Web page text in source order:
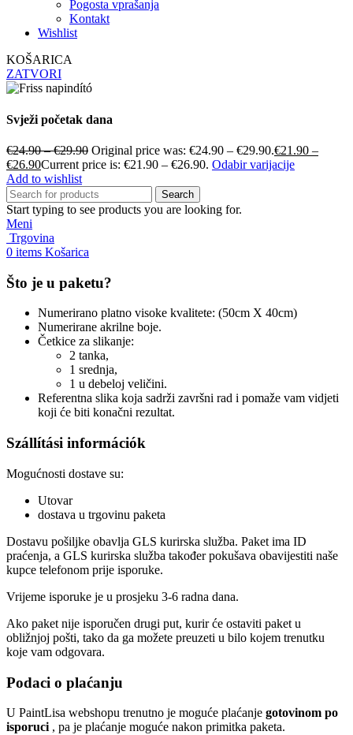
Pogosta vprašanja
Kontakt
Wishlist
KOŠARICA
ZATVORI
Svježi početak dana
€24.90–€29.90 Original price was: €24.90 – €29.90.€21.90 –
€26.90Current price is: €21.90 – €26.90. Odabir varijacije
Add to wishlist
Search
Start typing to see products you are looking for.
Meni
Trgovina
0 items Košarica
Što je u paketu?
Numerirano platno visoke kvalitete: (50cm X 40cm)
Numerirane akrilne boje.
Četkice za slikanje:
2 tanka,
1 srednja,
1 u debeloj veličini.
Referentna slika koja sadrži završni rad i pomaže vam vidjeti
koji će biti konačni rezultat.
Szállítási információk
Mogućnosti dostave su:
Utovar
dostava u trgovinu paketa
Dostavu pošiljke obavlja GLS kurirska služba. Paket ima ID
praćenja, a GLS kurirska služba također pokušava obavijestiti naše
kupce telefonom prije isporuke.
Vrijeme isporuke je u prosjeku 3-6 radna dana.
Ako paket nije isporučen drugi put, kurir će ostaviti paket u
obližnjoj pošti, tako da ga možete preuzeti u bilo kojem trenutku
koje vam odgovara.
Podaci o plaćanju
U PaintLisa webshopu trenutno je moguće plaćanje gotovinom po
isporuci , pa je plaćanje moguće nakon primitka paketa.